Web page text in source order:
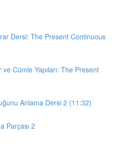
Dersi: The Present Continuous
Cümle Yapıları: The Present
Anlama Dersi 2 (11:32)
Parçası 2